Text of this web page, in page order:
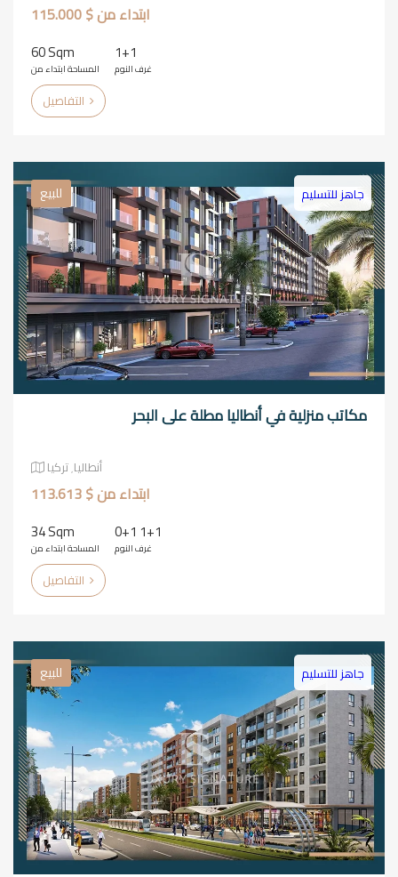
ابتداء من $ 115.000
60 Sqm
المساحة ابتداء من
1+1
غرف النوم
للبيع جاهز للتسليم
مكاتب منزلية في أنطاليا مطلة على البحر
أنطاليا٬ تركيا
ابتداء من $ 113.613
34 Sqm
المساحة ابتداء من
0+1 1+1
غرف النوم
للبيع جاهز للتسليم